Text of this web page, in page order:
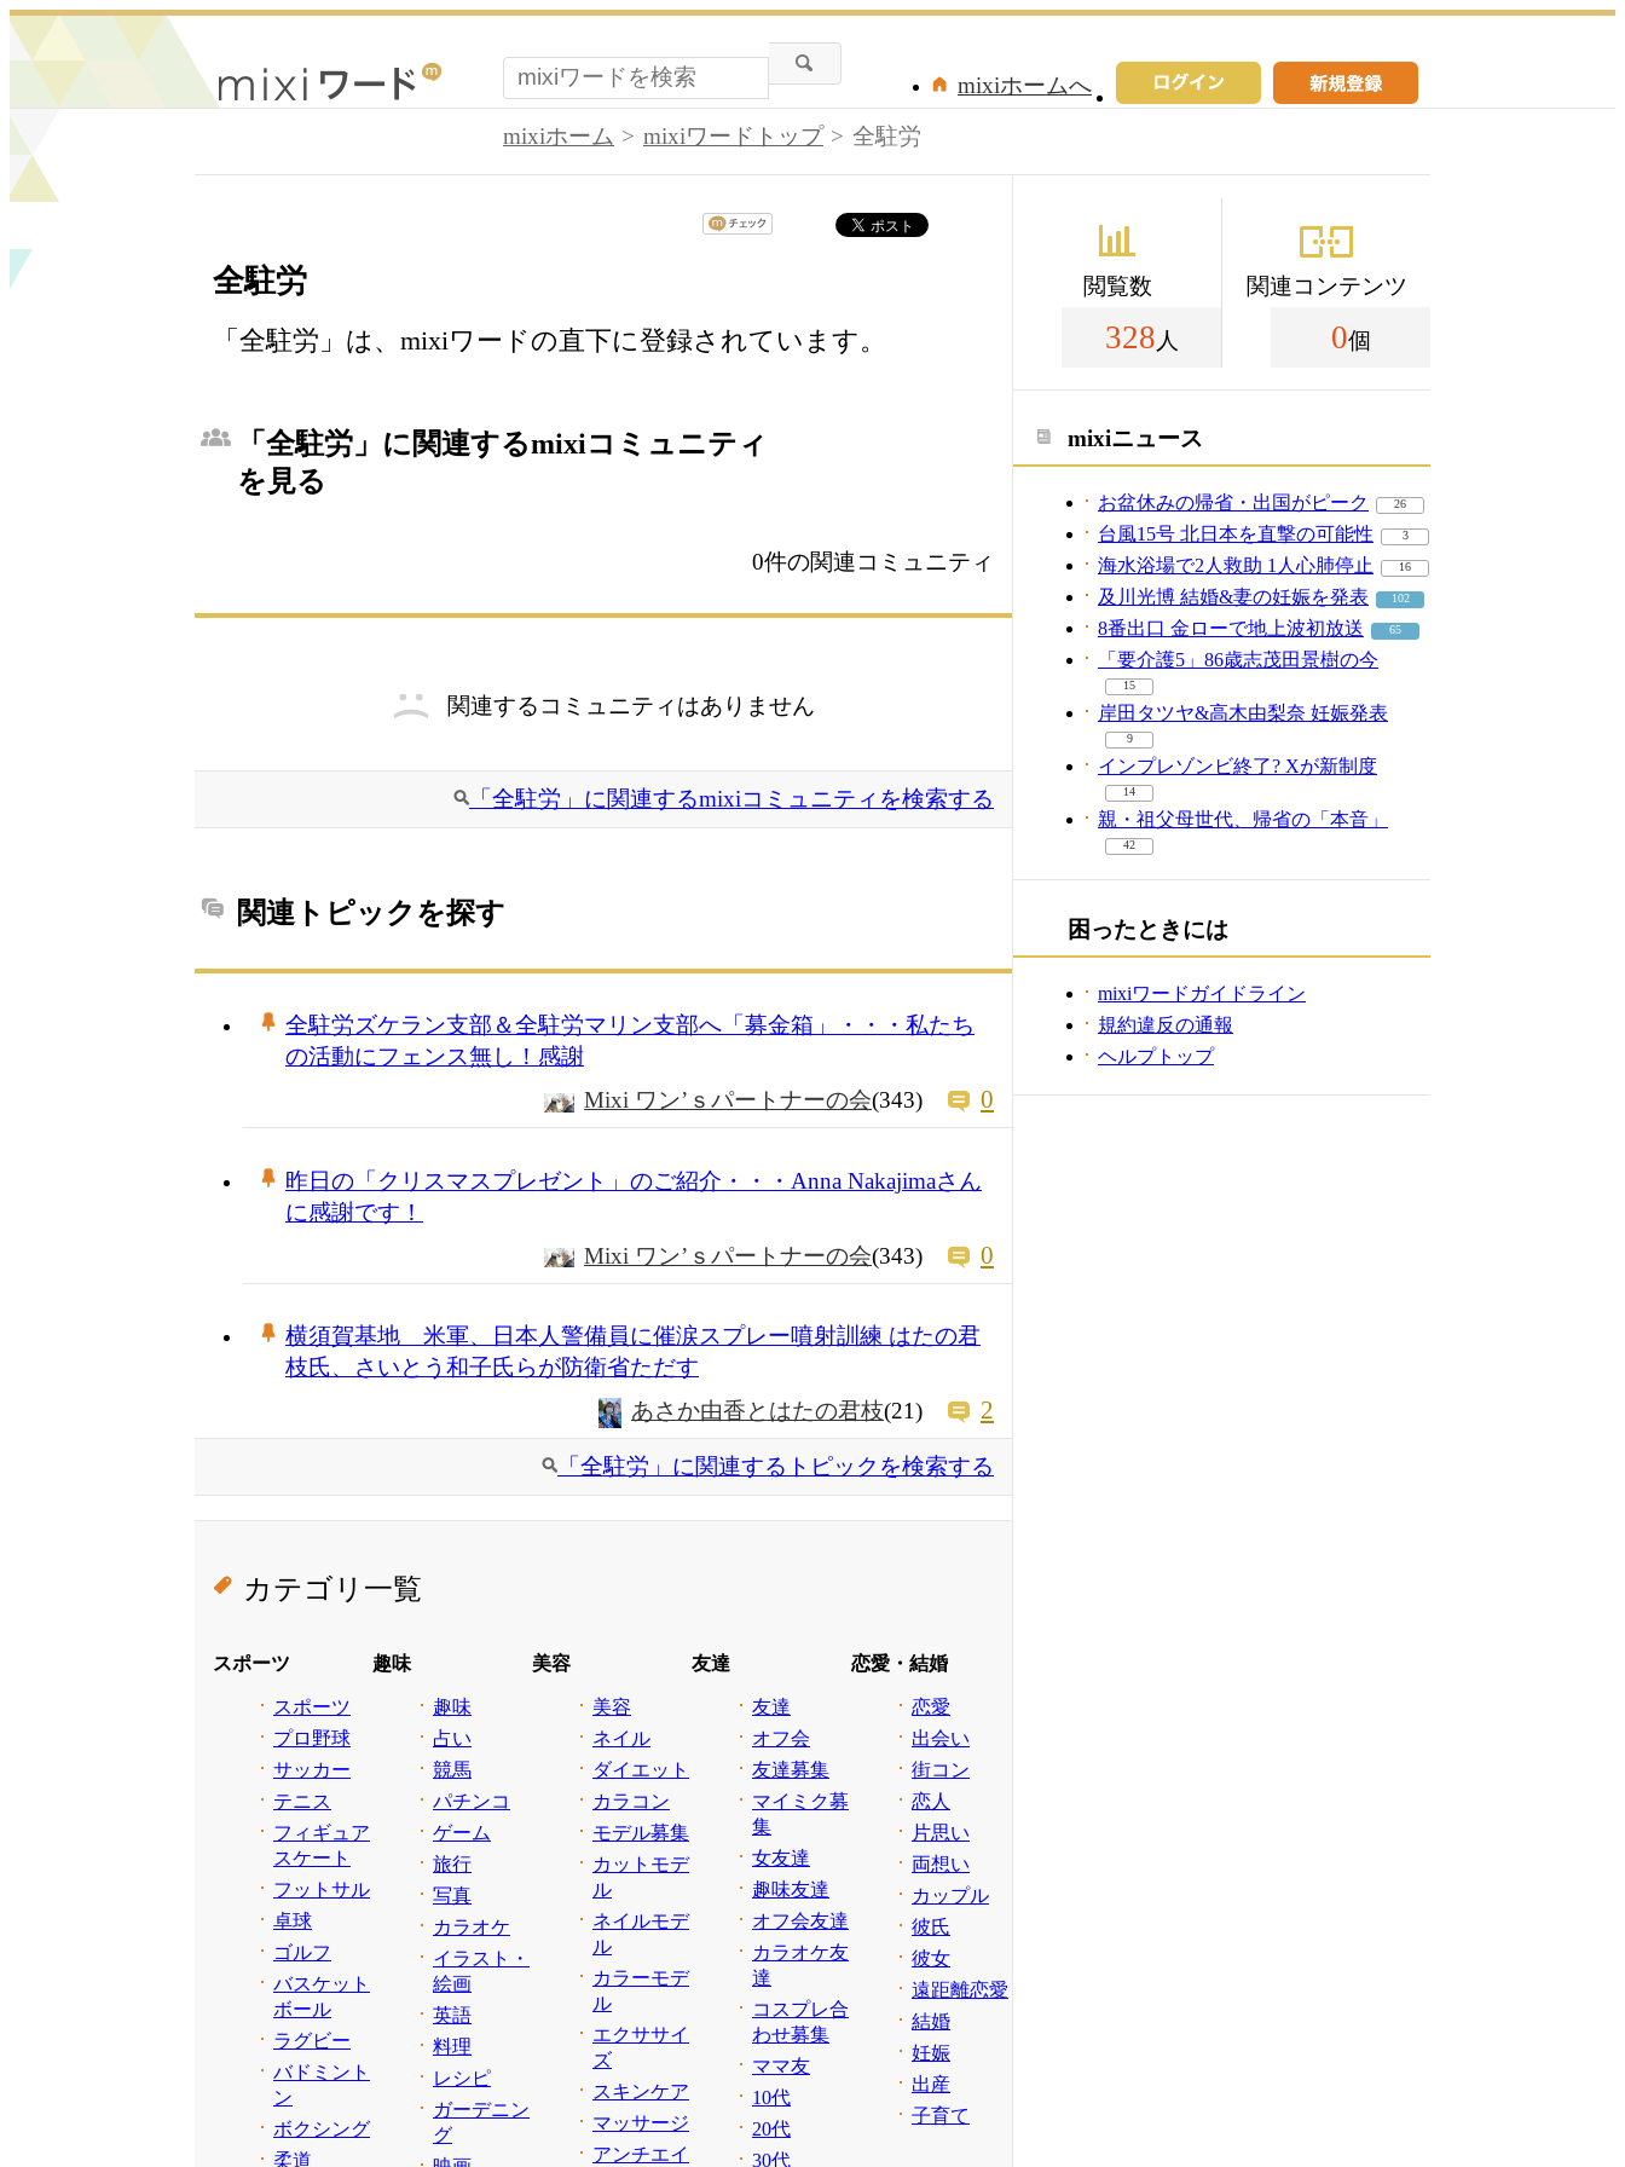
mixiホームへ
mixiホーム
mixiワードトップ 全駐労
全駐労
「全駐労」は、mixiワードの直下に登録されています。
「全駐労」に関連するmixiコミュニティ
を見る
0件の関連コミュニティ
関連するコミュニティはありません
「全駐労」に関連するmixiコミュニティを検索する
関連トピックを探す
全駐労ズケラン支部＆全駐労マリン支部へ「募金箱」・・・私たち
の活動にフェンス無し！感謝
Mixi ワン’ｓパートナーの会(343) 0
昨日の「クリスマスプレゼント」のご紹介・・・Anna Nakajimaさん
に感謝です！
Mixi ワン’ｓパートナーの会(343) 0
横須賀基地 米軍、日本人警備員に催涙スプレー噴射訓練 はたの君
枝氏、さいとう和子氏らが防衛省ただす
あさか由香とはたの君枝(21) 2
「全駐労」に関連するトピックを検索する
カテゴリ一覧
スポーツ
スポーツ
プロ野球
サッカー
テニス
フィギュア
スケート
フットサル
卓球
ゴルフ
バスケット
ボール
ラグビー
バドミント
ン
ボクシング
柔道
趣味
趣味
占い
競馬
パチンコ
ゲーム
旅行
写真
カラオケ
イラスト・
絵画
英語
料理
レシピ
ガーデニン
グ
美容
美容
ネイル
ダイエット
カラコン
モデル募集
カットモデ
ル
ネイルモデ
ル
カラーモデ
ル
エクササイ
ズ
スキンケア
マッサージ
アンチエイ
友達
友達
オフ会
友達募集
マイミク募
集
女友達
趣味友達
オフ会友達
カラオケ友
達
コスプレ合
わせ募集
ママ友
10代
20代
30代
恋愛・結婚
恋愛
出会い
街コン
恋人
片思い
両想い
カップル
彼氏
彼女
遠距離恋愛
結婚
妊娠
出産
子育て
閲覧数
328 人
関連コンテンツ
0個
mixiニュース
お盆休みの帰省・出国がピーク 26
台風15号 北日本を直撃の可能性 3
海水浴場で2人救助 1人心肺停止 16
及川光博 結婚&妻の妊娠を発表 102
8番出口 金ローで地上波初放送 65
「要介護5」86歳志茂田景樹の今
15
岸田タツヤ&高木由梨奈 妊娠発表
9
インプレゾンビ終了? Xが新制度
14
親・祖父母世代、帰省の「本音」
42
困ったときには
mixiワードガイドライン
規約違反の通報
ヘルプトップ